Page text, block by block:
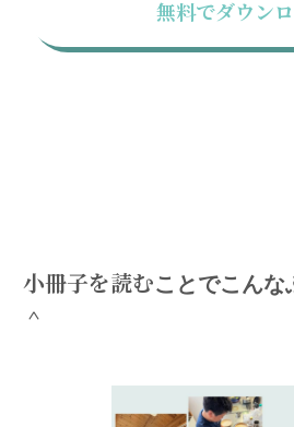
無料でダウン
小冊子を読むことでこんな
＾